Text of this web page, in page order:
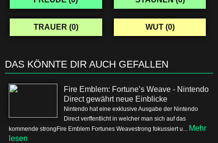
TRAUER (0) WUT (0)
DAS KÖNNTE DIR AUCH GEFALLEN
Fire Emblem: Fortune’s Weave - Nintendo
Direct gewährt neue Einblicke
Nintendo hat eine exklusive Ausgabe der Nintendo
Direct verffentlicht in welcher man sich auf das
kommende strongFire Emblem Fortunes Weavestrong fokussiert u... Mehr
lesen